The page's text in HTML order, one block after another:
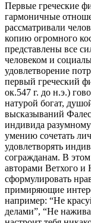
Первые греческие
гармоничные
рассматривали
копию огромного
представлены все
человеком и
удовлетворение
первый греческий
ок.547 г. до н.э.)
натурой богат,
высказываний
индивида
умению сочетать
удовлетворять
согражданам. В
авторами Ветхого
сформулировать
примиряющие
например: “Не
делами”, “Не